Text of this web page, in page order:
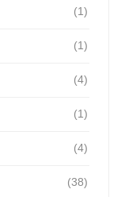
(1)
(1)
(4)
(1)
(4)
(38)